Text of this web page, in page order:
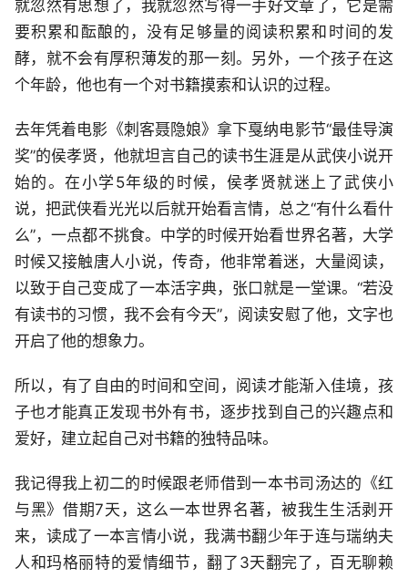
就忽然有思想了，我就忽然写得一手好文章了，它是需
要积累和酝酿的，没有足够量的阅读积累和时间的发
酵，就不会有厚积薄发的那一刻。另外，一个孩子在这
个年龄，他也有一个对书籍摸索和认识的过程。
去年凭着电影《刺客聂隐娘》拿下戛纳电影节“最佳导演
奖”的侯孝贤，他就坦言自己的读书生涯是从武侠小说开
始的。在小学5年级的时候，侯孝贤就迷上了武侠小
说，把武侠看光光以后就开始看言情，总之“有什么看什
么”，一点都不挑食。中学的时候开始看世界名著，大学
时候又接触唐人小说，传奇，他非常着迷，大量阅读，
以致于自己变成了一本活字典，张口就是一堂课。“若没
有读书的习惯，我不会有今天”，阅读安慰了他，文字也
开启了他的想象力。
所以，有了自由的时间和空间，阅读才能渐入佳境，孩
子也才能真正发现书外有书，逐步找到自己的兴趣点和
爱好，建立起自己对书籍的独特品味。
我记得我上初二的时候跟老师借到一本书司汤达的《红
与黑》借期7天，这么一本世界名著，被我生生活剥开
来，读成了一本言情小说，我满书翻少年于连与瑞纳夫
人和玛格丽特的爱情细节，翻了3天翻完了，百无聊赖